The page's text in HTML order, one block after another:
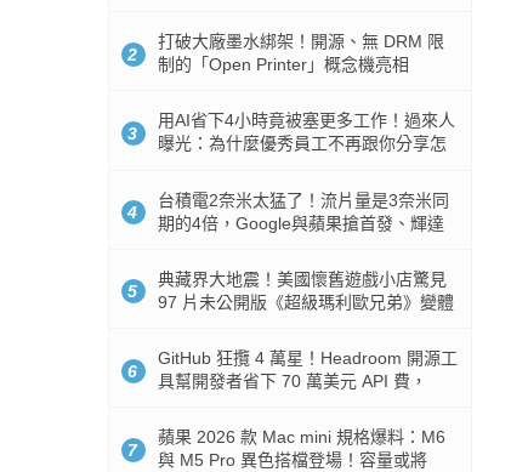
2
打破大廠墨水綁架！開源、無 DRM 限
制的「Open Printer」概念機亮相
3
用AI省下4小時竟被塞更多工作！過來人
曝光：為什麼優秀員工不再跟你分享怎
4
台積電2奈米太猛了！流片量是3奈米同
期的4倍，Google與蘋果搶首發、輝達
5
典藏界大地震！美國懷舊遊戲小店驚見
97 片未公開版《超級瑪利歐兄弟》變體
6
GitHub 狂攬 4 萬星！Headroom 開源工
具幫開發者省下 70 萬美元 API 費，
7
蘋果 2026 款 Mac mini 規格爆料：M6
與 M5 Pro 異色搭檔登場！容量或將